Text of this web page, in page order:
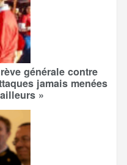
générale contre
jamais menées
»